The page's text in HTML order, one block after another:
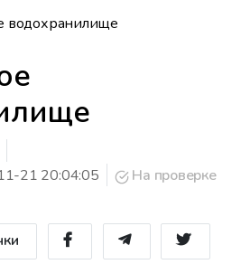
водохранилище
21 20:04:05
На проверке